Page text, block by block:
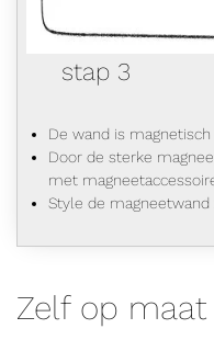
stap 3
De wand is magnetisch
Door de sterke
met
Style de
Zelf op